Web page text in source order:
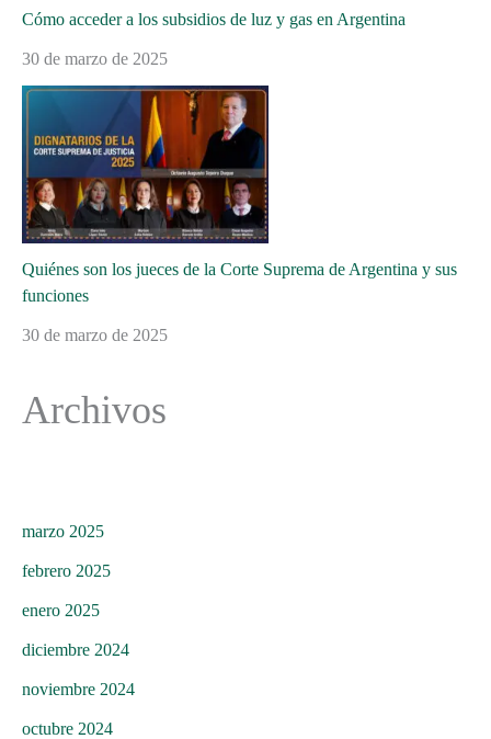
Cómo acceder a los subsidios de luz y gas en Argentina
30 de marzo de 2025
Quiénes son los jueces de la Corte Suprema de Argentina y sus
funciones
30 de marzo de 2025
Archivos
marzo 2025
febrero 2025
enero 2025
diciembre 2024
noviembre 2024
octubre 2024